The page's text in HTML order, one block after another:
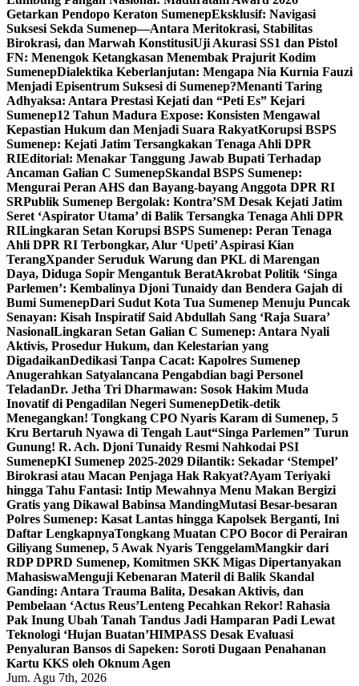
Getarkan Pendopo Keraton SumenepEksklusif: Navigasi
Suksesi Sekda Sumenep—Antara Meritokrasi, Stabilitas
Birokrasi, dan Marwah KonstitusiUji Akurasi SS1 dan Pistol
FN: Menengok Ketangkasan Menembak Prajurit Kodim
SumenepDialektika Keberlanjutan: Mengapa Nia Kurnia Fauzi
Menjadi Episentrum Suksesi di Sumenep?Menanti Taring
Adhyaksa: Antara Prestasi Kejati dan “Peti Es” Kejari
Sumenep12 Tahun Madura Expose: Konsisten Mengawal
Kepastian Hukum dan Menjadi Suara RakyatKorupsi BSPS
Sumenep: Kejati Jatim Tersangkakan Tenaga Ahli DPR
RIEditorial: Menakar Tanggung Jawab Bupati Terhadap
Ancaman Galian C SumenepSkandal BSPS Sumenep:
Mengurai Peran AHS dan Bayang-bayang Anggota DPR RI
SRPublik Sumenep Bergolak: Kontra’SM Desak Kejati Jatim
Seret ‘Aspirator Utama’ di Balik Tersangka Tenaga Ahli DPR
RILingkaran Setan Korupsi BSPS Sumenep: Peran Tenaga
Ahli DPR RI Terbongkar, Alur ‘Upeti’ Aspirasi Kian
TerangXpander Seruduk Warung dan PKL di Marengan
Daya, Diduga Sopir Mengantuk BeratAkrobat Politik ‘Singa
Parlemen’: Kembalinya Djoni Tunaidy dan Bendera Gajah di
Bumi SumenepDari Sudut Kota Tua Sumenep Menuju Puncak
Senayan: Kisah Inspiratif Said Abdullah Sang ‘Raja Suara’
NasionalLingkaran Setan Galian C Sumenep: Antara Nyali
Aktivis, Prosedur Hukum, dan Kelestarian yang
DigadaikanDedikasi Tanpa Cacat: Kapolres Sumenep
Anugerahkan Satyalancana Pengabdian bagi Personel
TeladanDr. Jetha Tri Dharmawan: Sosok Hakim Muda
Inovatif di Pengadilan Negeri SumenepDetik-detik
Menegangkan! Tongkang CPO Nyaris Karam di Sumenep, 5
Kru Bertaruh Nyawa di Tengah Laut“Singa Parlemen” Turun
Gunung! R. Ach. Djoni Tunaidy Resmi Nahkodai PSI
SumenepKI Sumenep 2025-2029 Dilantik: Sekadar ‘Stempel’
Birokrasi atau Macan Penjaga Hak Rakyat?Ayam Teriyaki
hingga Tahu Fantasi: Intip Mewahnya Menu Makan Bergizi
Gratis yang Dikawal Babinsa MandingMutasi Besar-besaran
Polres Sumenep: Kasat Lantas hingga Kapolsek Berganti, Ini
Daftar LengkapnyaTongkang Muatan CPO Bocor di Perairan
Giliyang Sumenep, 5 Awak Nyaris TenggelamMangkir dari
RDP DPRD Sumenep, Komitmen SKK Migas Dipertanyakan
MahasiswaMenguji Kebenaran Materil di Balik Skandal
Ganding: Antara Trauma Balita, Desakan Aktivis, dan
Pembelaan ‘Actus Reus’Lenteng Pecahkan Rekor! Rahasia
Pak Inung Ubah Tanah Tandus Jadi Hamparan Padi Lewat
Teknologi ‘Hujan Buatan’HIMPASS Desak Evaluasi
Penyaluran Bansos di Sapeken: Soroti Dugaan Penahanan
Kartu KKS oleh Oknum Agen
Jum. Agu 7th, 2026